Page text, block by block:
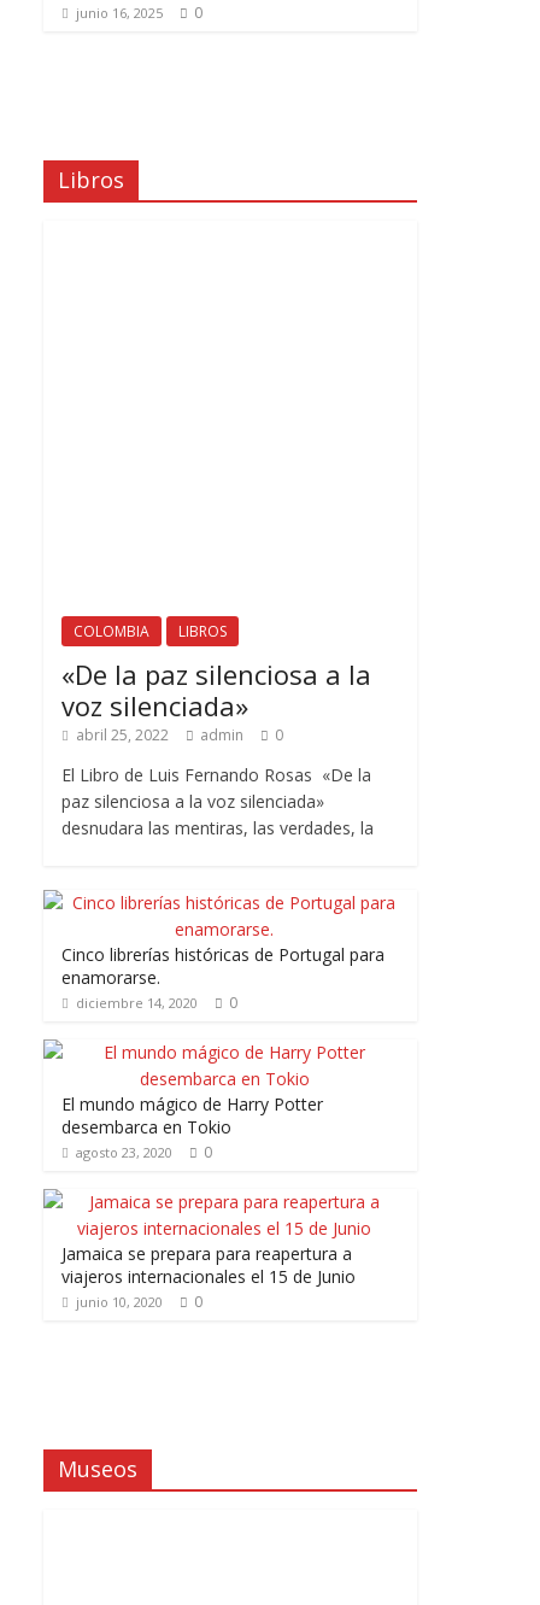
junio 16, 2025 0
Libros
COLOMBIA LIBROS
«De la paz silenciosa a la
voz silenciada»
abril 25, 2022 admin 0
El Libro de Luis Fernando Rosas «De la
paz silenciosa a la voz silenciada»
desnudara las mentiras, las verdades, la
Cinco librerías históricas de Portugal para
enamorarse.
diciembre 14, 2020 0
El mundo mágico de Harry Potter
desembarca en Tokio
agosto 23, 2020 0
Jamaica se prepara para reapertura a
viajeros internacionales el 15 de Junio
junio 10, 2020 0
Museos